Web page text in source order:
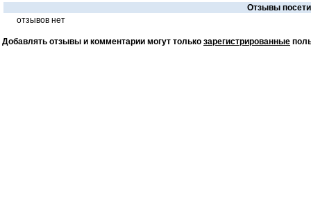
Отзывы
отзывов нет
Добавлять отзывы и комментарии могут только зарегистрированные